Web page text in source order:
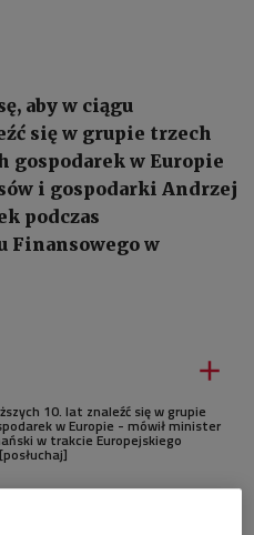
aby w ciągu
się w grupie trzech
gospodarek w Europie
i gospodarki Andrzej
podczas
Finansowego w

10. lat znaleźć się w grupie
w Europie - mówił minister
w trakcie Europejskiego